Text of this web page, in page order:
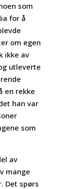
som
for å
om egen
ikke av
utleverte
en rekke
han var
som
av
mange
Det spørs